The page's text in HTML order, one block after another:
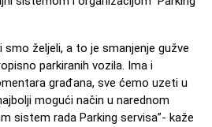
željeli, a to je smanjenje gužve
parkiranih vozila. Ima i
građana, sve ćemo uzeti u
mogući način u narednom
sistem rada Parking servisa”- kaže